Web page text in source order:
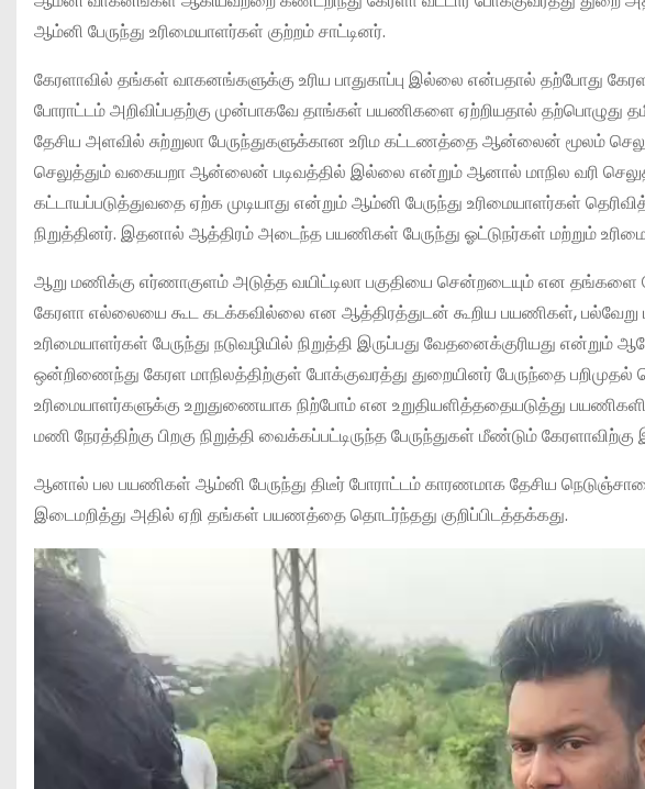
ஆம்னி பேருந்து உரிமையாளர்கள் குற்றம் சாட்டினர்.
கேரளாவில் தங்கள் வாகனங்களுக்கு உரிய பாதுகாப்பு இல்லை என்பதால் தற்போது
போராட்டம் அறிவிப்பதற்கு முன்பாகவே தாங்கள் பயணிகளை ஏற்றியதால் தற்பொழுது
தேசிய அளவில் சுற்றுலா பேருந்துகளுக்கான உரிம கட்டணத்தை ஆன்லைன் மூலம்
செலுத்தும் வகையறா ஆன்லைன் படிவத்தில் இல்லை என்றும் ஆனால் மாநில வரி
கட்டாயப்படுத்துவதை ஏற்க முடியாது என்றும் ஆம்னி பேருந்து உரிமையாளர்கள்
நிறுத்தினர். இதனால் ஆத்திரம் அடைந்த பயணிகள் பேருந்து ஓட்டுநர்கள் மற்றும்
ஆறு மணிக்கு எர்ணாகுளம் அடுத்த வயிட்டிலா பகுதியை சென்றடையும் என தங்களை
கேரளா எல்லையை கூட கடக்கவில்லை என ஆத்திரத்துடன் கூறிய பயணிகள், பல்வேறு
உரிமையாளர்கள் பேருந்து நடுவழியில் நிறுத்தி இருப்பது வேதனைக்குரியது
ஒன்றிணைந்து கேரள மாநிலத்திற்குள் போக்குவரத்து துறையினர் பேருந்தை பறிமுதல்
உரிமையாளர்களுக்கு உறுதுணையாக நிற்போம் என உறுதியளித்ததையடுத்து
மணி நேரத்திற்கு பிறகு நிறுத்தி வைக்கப்பட்டிருந்த பேருந்துகள் மீண்டும்
ஆனால் பல பயணிகள் ஆம்னி பேருந்து திடீர் போராட்டம் காரணமாக தேசிய
இடைமறித்து அதில் ஏறி தங்கள் பயணத்தை தொடர்ந்தது குறிப்பிடத்தக்கது.